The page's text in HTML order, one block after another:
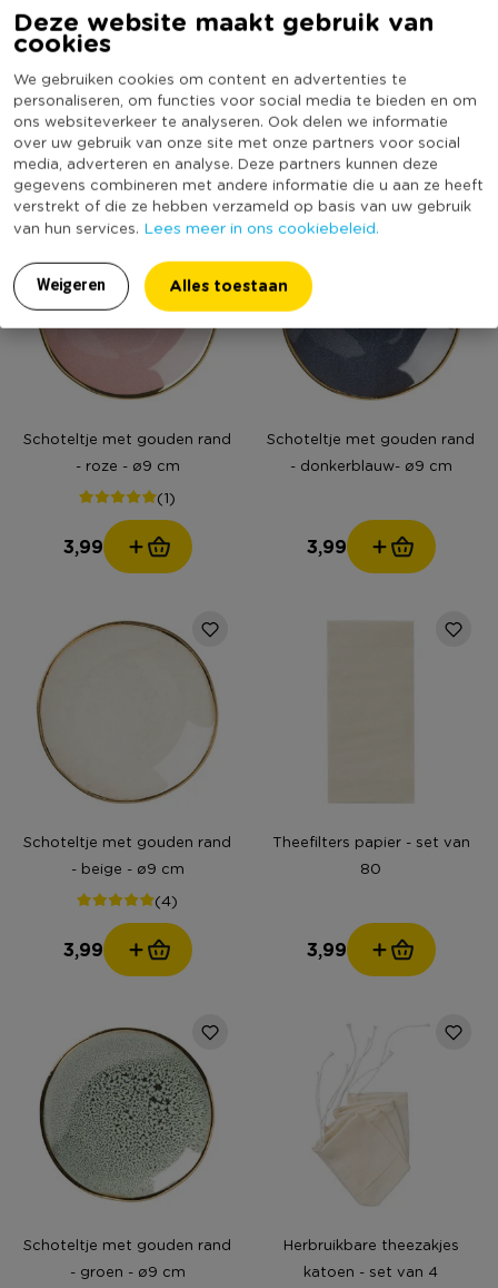
Deze website maakt gebruik van
cookies
We gebruiken cookies om content en advertenties te
personaliseren, om functies voor social media te bieden en om
ons websiteverkeer te analyseren. Ook delen we informatie
over uw gebruik van onze site met onze partners voor social
media, adverteren en analyse. Deze partners kunnen deze
gegevens combineren met andere informatie die u aan ze heeft
verstrekt of die ze hebben verzameld op basis van uw gebruik
van hun services. Lees meer in ons cookiebeleid.
Weigeren Alles toestaan
Schoteltje zoe - panter -
(2)
1,99
Schoteltje met gouden rand
3,99
Schoteltje met gouden rand
- roze - ø9 cm
(1)
3,99
Schoteltje met gouden rand
- donkerblauw- ø9 cm
3,99
Schoteltje met gouden rand
- beige - ø9 cm
(4)
3,99
Theefilters papier - set van
80
3,99
Schoteltje met gouden rand
- groen - ø9 cm
Herbruikbare theezakjes
katoen - set van 4